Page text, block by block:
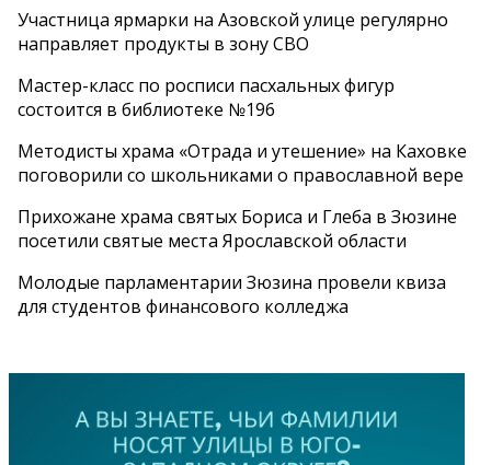
Участница ярмарки на Азовской улице регулярно
направляет продукты в зону СВО
Мастер-класс по росписи пасхальных фигур
состоится в библиотеке №196
Методисты храма «Отрада и утешение» на Каховке
поговорили со школьниками о православной вере
Прихожане храма святых Бориса и Глеба в Зюзине
посетили святые места Ярославской области
Молодые парламентарии Зюзина провели квиза
для студентов финансового колледжа